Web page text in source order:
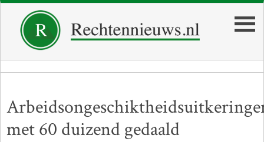
met 60 duizend gedaald